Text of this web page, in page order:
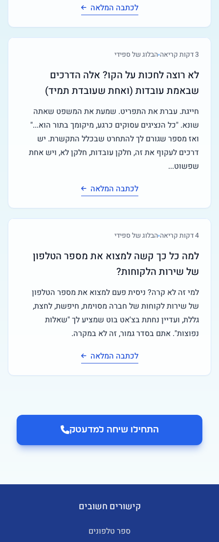
לכתבה המלאה
3דקות קריאה הבלוג של ספידי
לא רוצה לחכות על הקו? אלה הדרכים
שבאמת עובדות (ואחת שעובדת תמיד)
חייגת. עברת את התפריט. שמעת את המשפט שאתה
שונא. "כל הנציגים עסוקים כרגע, מיקומך בתור הוא..."
ואז מספר שגורם לך להתחרט שבכלל התקשרת. יש
דרכים לעקוף את זה, חלקן עובדות, חלקן לא, ויש אחת
שפשוט...
לכתבה המלאה
4דקות קריאה הבלוג של ספידי
למה כל כך קשה למצוא את מספר הטלפון
של שירות הלקוחות?
למי זה לא קרה? ניסית פעם למצוא את מספר הטלפון
של שירות לקוחות של חברה מסוימת, חיפשת, לחצת,
גללת, ועדיין נחתת בצ'אט בוט שמציע לך "שאלות
נפוצות". אתם בסדר גמור, זה לא במקרה.
לכתבה המלאה
התחילו שיחה למדעטק
קישורים חשובים
ספר טלפונים